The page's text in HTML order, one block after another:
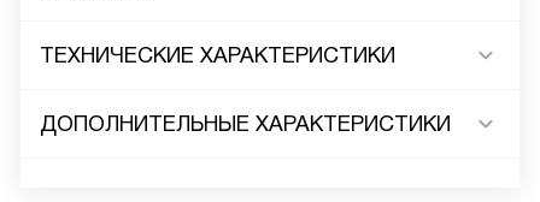
ТЕХНИЧЕСКИЕ ХАРАКТЕРИСТИКИ
ДОПОЛНИТЕЛЬНЫЕ ХАРАКТЕРИСТИКИ